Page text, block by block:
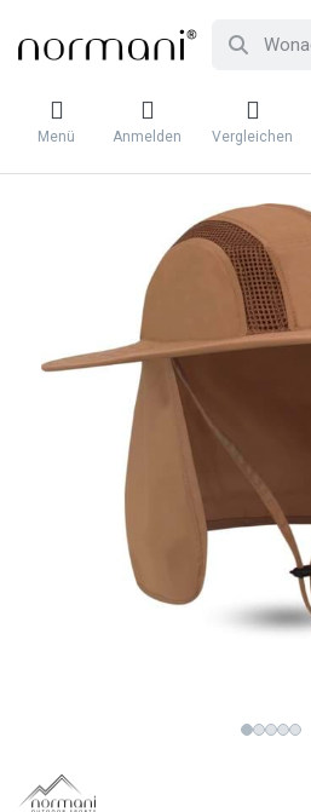
Menü Anmelden Vergleichen